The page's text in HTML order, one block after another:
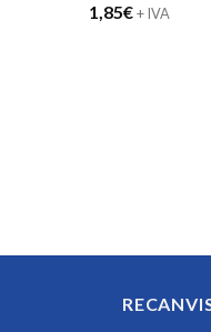
1,85€+ IVA